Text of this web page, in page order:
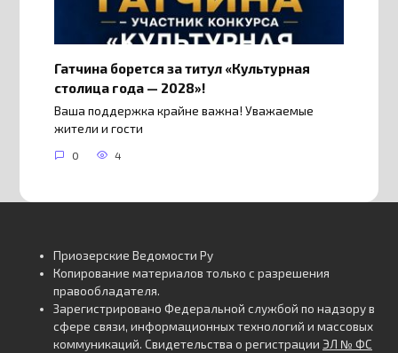
Гатчина борется за титул «Культурная
столица года — 2028»!
Ваша поддержка крайне важна! Уважаемые
жители и гости
0 4
Приозерские Ведомости Ру
Копирование материалов только с разрешения
правообладателя.
Зарегистрировано Федеральной службой по надзору в
сфере связи, информационных технологий и массовых
коммуникаций. Свидетельства о регистрации ЭЛ № ФС